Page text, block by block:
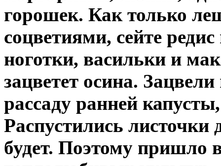
горошек. Как только
соцветиями, сейте
ноготки, васильки и
зацветет осина.
рассаду ранней
Распустились
будет. Поэтому пришло